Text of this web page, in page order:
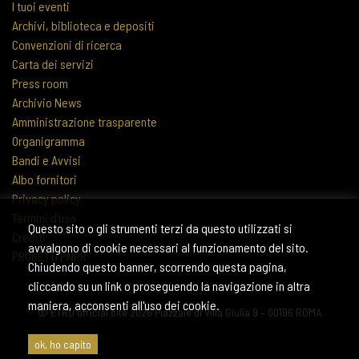
Questo sito o gli strumenti terzi da questo utilizzati si
avvalgono di cookie necessari al funzionamento del sito.
Chiudendo questo banner, scorrendo questa pagina,
cliccando su un link o proseguendo la navigazione in altra
maniera, acconsenti all'uso dei cookie.
ok, ho capito
I tuoi eventi
Archivi, biblioteca e depositi
Convenzioni di ricerca
Carta dei servizi
Press room
Archivio News
Amministrazione trasparente
Organigramma
Bandi e Avvisi
Albo fornitori
Privacy policy
Termini d'uso
Crediti
PROGETTI PNRR
© ETRU official site 2026 Piazzale di Villa Giulia 9 – 00196 ROMA